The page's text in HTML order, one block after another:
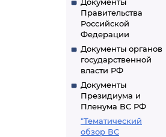
Правительства
Российской
Федерации
Документы органов
государственной
власти РФ
Документы
Президиума и
Пленума ВС РФ
"Тематический
обзор ВС